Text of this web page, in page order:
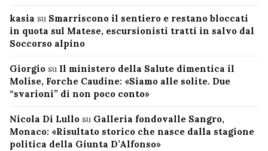
kasia su Smarriscono il sentiero e restano bloccati
in quota sul Matese, escursionisti tratti in salvo dal
Soccorso alpino
Giorgio su Il ministero della Salute dimentica il
Molise, Forche Caudine: «Siamo alle solite. Due
“svarioni” di non poco conto»
Nicola Di Lullo su Galleria fondovalle Sangro,
Monaco: «Risultato storico che nasce dalla stagione
politica della Giunta D’Alfonso»